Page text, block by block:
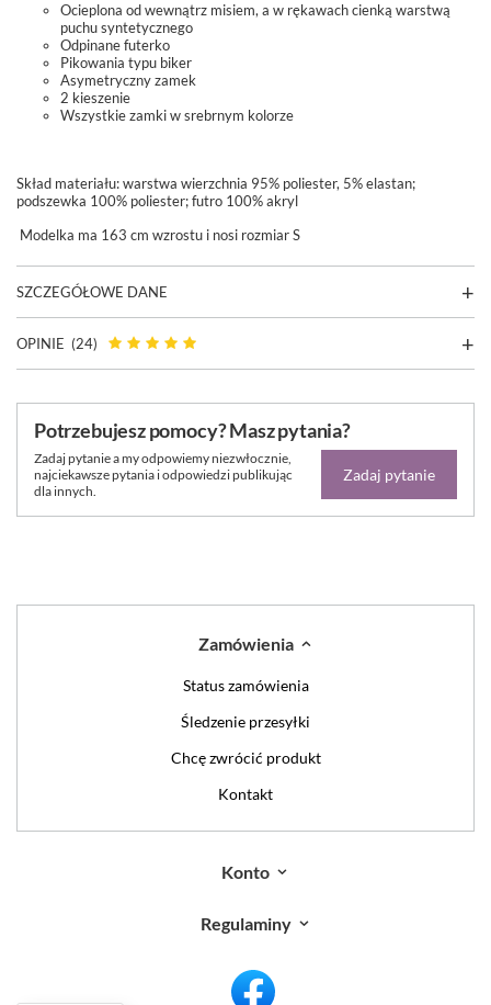
Ocieplona od wewnątrz misiem, a w rękawach cienką warstwą
puchu syntetycznego
Odpinane futerko
Pikowania typu biker
Asymetryczny zamek
2 kieszenie
Wszystkie zamki w srebrnym kolorze
Skład materiału: warstwa wierzchnia 95% poliester, 5% elastan;
podszewka 100% poliester; futro 100% akryl
Modelka ma 163 cm wzrostu i nosi rozmiar S
SZCZEGÓŁOWE DANE
OPINIE (24)
Potrzebujesz pomocy? Masz pytania?
Zadaj pytanie a my odpowiemy niezwłocznie,
najciekawsze pytania i odpowiedzi publikując
dla innych.
Zadaj pytanie
Zamówienia
Status zamówienia
Śledzenie przesyłki
Chcę zwrócić produkt
Kontakt
Konto
Regulaminy